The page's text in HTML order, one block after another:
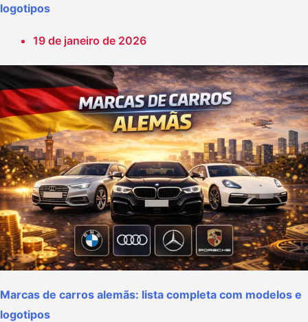
logotipos
19 de janeiro de 2026
Marcas de carros alemãs: lista completa com modelos e
logotipos